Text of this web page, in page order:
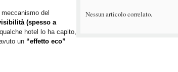
Nessun articolo correlato.
del
(spesso a
hotel lo ha capito,
un “effetto eco”